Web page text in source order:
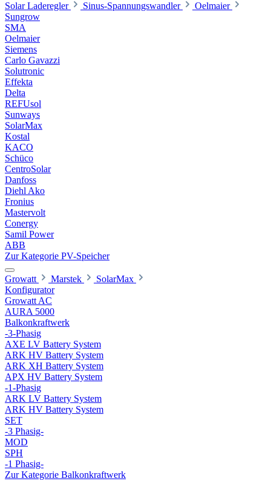
Solar Laderegler
Sinus-Spannungswandler
Oelmaier
Sungrow
SMA
Oelmaier
Siemens
Carlo Gavazzi
Solutronic
Effekta
Delta
REFUsol
Sunways
SolarMax
Kostal
KACO
Schüco
CentroSolar
Danfoss
Diehl Ako
Fronius
Mastervolt
Conergy
Samil Power
ABB
Zur Kategorie PV-Speicher
Growatt Marstek
SolarMax
Konfigurator
Growatt AC
AURA 5000
Balkonkraftwerk
-3-Phasig
AXE LV Battery System
ARK HV Battery System
ARK XH Battery System
APX HV Battery System
-1-Phasig
ARK LV Battery System
ARK HV Battery System
SET
-3 Phasig-
MOD
SPH
-1 Phasig-
Zur Kategorie Balkonkraftwerk